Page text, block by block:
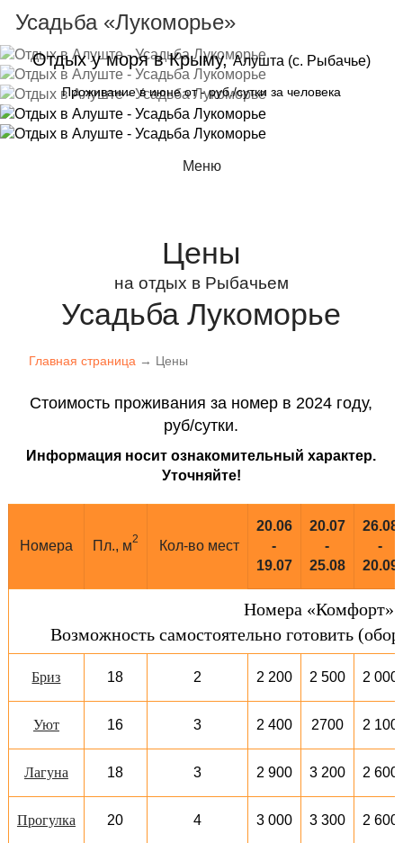
Отдых у моря в Крыму,Алушта (с. Рыбачье)
Проживание виюнеот-руб./сутки за человека
Усадьба «Лукоморье»
Меню
Цены
на отдых в Рыбачьем
Усадьба Лукоморье
Главная страница → Цены
Стоимость проживания за номер в 2024 году,
руб/сутки.
Информация носит ознакомительный характер.
Уточняйте!
Номера Пл., м2 Кол-во мест
20.06
-
19.07
20.07
-
25.08
26.08
-
20.09
Номера «Комфорт»
Возможность самостоятельно готовить
Бриз 18 2 2 200 2 500 2 000
Уют 16 3 2 400 2700 2 100
Лагуна 18 3 2 900 3 200 2 600
Прогулка 20 4 3 000 3 300 2 600